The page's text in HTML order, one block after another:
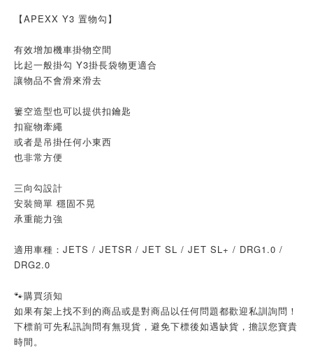
【APEXX Y3 置物勾】
有效增加機車掛物空間
比起一般掛勾 Y3掛長袋物更適合
讓物品不會滑來滑去
簍空造型也可以提供扣鑰匙
扣寵物牽繩
或者是吊掛任何小東西
也非常方便
三向勾設計
安裝簡單 穩固不晃
承重能力強
適用車種：JETS / JETSR / JET SL / JET SL+ / DRG1.0 /
DRG2.0
🐾購買須知
如果有架上找不到的商品或是對商品以任何問題都歡迎私訓詢問！
下標前可先私訊詢問有無現貨，避免下標後如遇缺貨，擔誤您寶貴
時間。